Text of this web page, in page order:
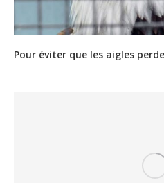
Pour éviter que les aigles